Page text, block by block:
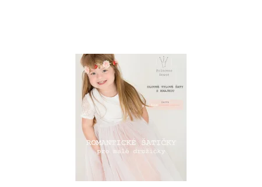
Dětské krajkové družičkovské šaty Bílorůžové lehoučké
romantické tylové šaty jako ze snu pro družičky. Horní díl
z elastické krajky je podšitý bavlněným úpletem a má malý kulatý
výstřih. Rukávy jsou krátké krajkové a nepodšité. Vrchní sukně je
vrstvená z bílého tylu, spodní část je...